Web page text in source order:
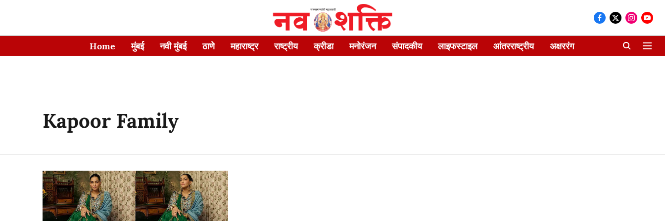
Home मुंबई नवी मुंबई ठाणे महाराष्ट्र राष्ट्रीय क्रीडा मनोरंजन संपादकीय लाइफस्टाइल आंतरराष्ट्रीय अक्षररंग
Kapoor Family